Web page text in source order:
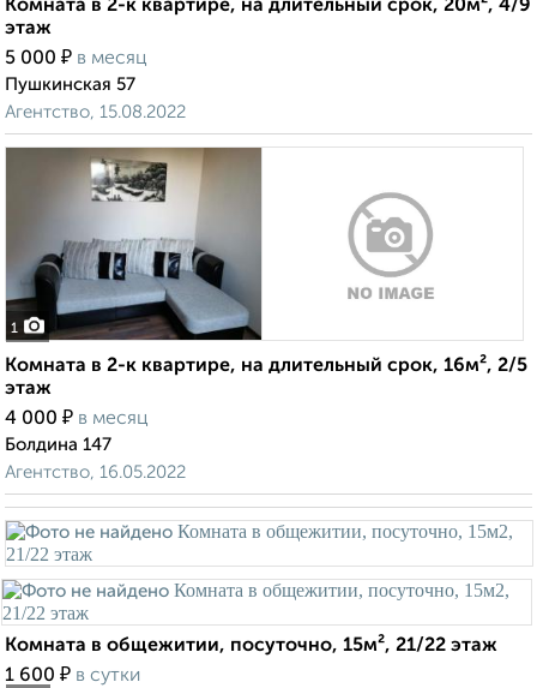
Комната в 2-к квартире, на длительный срок, 20м², 4/9
этаж
5 000 ₽ в месяц
Пушкинская 57
Агентство, 15.08.2022
1
Комната в 2-к квартире, на длительный срок, 16м², 2/5
этаж
4 000 ₽ в месяц
Болдина 147
Агентство, 16.05.2022
Комната в общежитии, посуточно, 15м², 21/22 этаж
1 600 ₽ в сутки